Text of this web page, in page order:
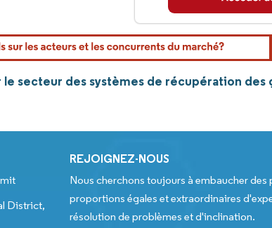
secteur des systèmes de récupération des
District,
REJOIGNEZ-NOUS
Nous cherchons toujours à embaucher des
proportions égales et extraordinaires
résolution de problèmes et d'inclination.